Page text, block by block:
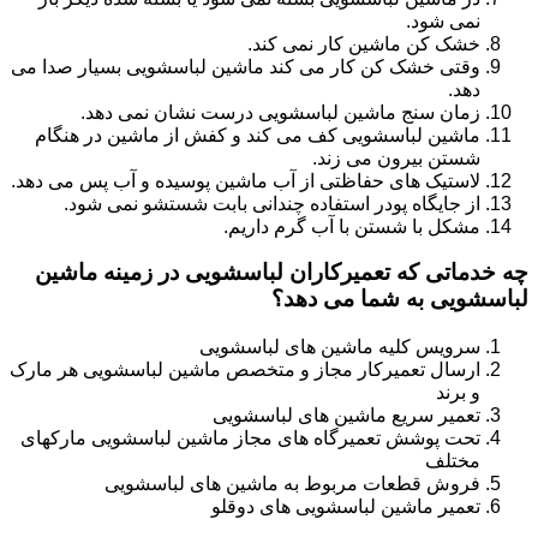
نمی شود.
خشک کن ماشین کار نمی کند.
وقتی خشک کن کار می کند ماشین لباسشویی بسیار صدا می
دهد.
زمان سنج ماشین لباسشویی درست نشان نمی دهد.
ماشین لباسشویی کف می کند و کفش از ماشین در هنگام
شستن بیرون می زند.
لاستیک های حفاظتی از آب ماشین پوسیده و آب پس می دهد.
از جایگاه پودر استفاده چندانی بابت شستشو نمی شود.
مشکل با شستن با آب گرم داریم.
چه خدماتی که تعمیرکاران لباسشویی در زمینه ماشین
لباسشویی به شما می دهد؟
سرویس کلیه ماشین های لباسشویی
ارسال تعمیرکار مجاز و متخصص ماشین لباسشویی هر مارک
و برند
تعمیر سریع ماشین های لباسشویی
تحت پوشش تعمیرگاه های مجاز ماشین لباسشویی مارکهای
مختلف
فروش قطعات مربوط به ماشین های لباسشویی
تعمیر ماشین لباسشویی های دوقلو